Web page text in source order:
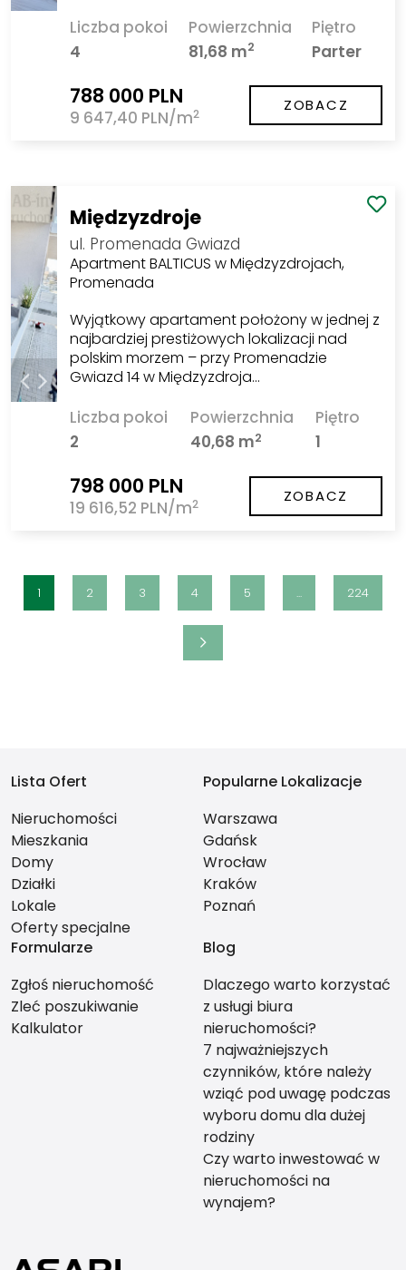
Liczba pokoi
4
Powierzchnia
81,68 m2
Piętro
Parter
788 000 PLN
9 647,40 PLN/m2 ZOBACZ
Międzyzdroje
ul. Promenada Gwiazd
Apartment BALTICUS w Międzyzdrojach,
Promenada
Wyjątkowy apartament położony w jednej z
najbardziej prestiżowych lokalizacji nad
polskim morzem – przy Promenadzie
Gwiazd 14 w Międzyzdroja…
Liczba pokoi
2
Powierzchnia
40,68 m2
Piętro
1
798 000 PLN
19 616,52 PLN/m2 ZOBACZ
1 2 3 4 5 ... 224
Lista Ofert
Nieruchomości
Mieszkania
Domy
Działki
Lokale
Oferty specjalne
Popularne Lokalizacje
Warszawa
Gdańsk
Wrocław
Kraków
Poznań
Formularze
Zgłoś nieruchomość
Zleć poszukiwanie
Kalkulator
Blog
Dlaczego warto korzystać
z usługi biura
nieruchomości?
7 najważniejszych
czynników, które należy
wziąć pod uwagę podczas
wyboru domu dla dużej
rodziny
Czy warto inwestować w
nieruchomości na
wynajem?